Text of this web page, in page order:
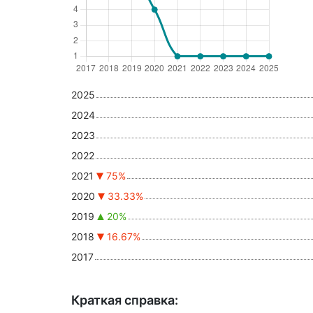
2025
2024
2023
2022
2021
75%
2020
33.33%
2019
20%
2018
16.67%
2017
Краткая справка: